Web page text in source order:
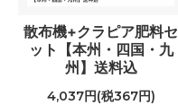
散布機+クラピア肥料セ
ット【本州・四国・九
州】送料込
4,037円(税367円)